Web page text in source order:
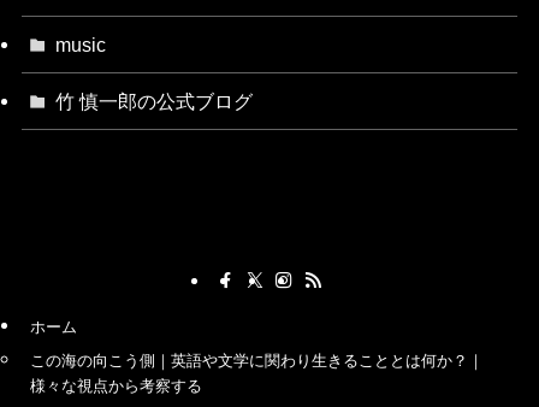
music
竹 慎一郎の公式ブログ
ホーム
この海の向こう側｜英語や文学に関わり生きることとは何か？｜
様々な視点から考察する